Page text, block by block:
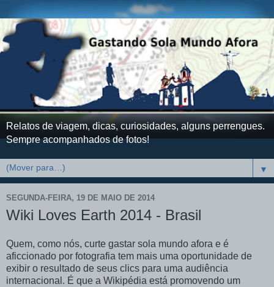
Relatos de viagem, dicas, curiosidades, alguns perrengues.
Sempre acompanhados de fotos!
▼
SEGUNDA-FEIRA, 19 DE MAIO DE 2014
Wiki Loves Earth 2014 - Brasil
Quem, como nós, curte gastar sola mundo afora e é
aficcionado por fotografia tem mais uma oportunidade de
exibir o resultado de seus clics para uma audiência
internacional. É que a Wikipédia está promovendo um